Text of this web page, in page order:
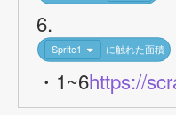
6.
Sprite1 に触れた面積
・1~6https://